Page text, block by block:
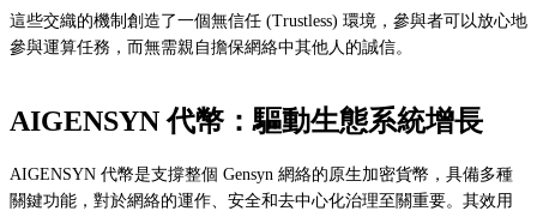
這些交織的機制創造了一個無信任 (Trustless) 環境，參與者可以放心地
參與運算任務，而無需親自擔保網絡中其他人的誠信。
AIGENSYN 代幣：驅動生態系統增長
AIGENSYN 代幣是支撐整個 Gensyn 網絡的原生加密貨幣，具備多種
關鍵功能，對於網絡的運作、安全和去中心化治理至關重要。其效用